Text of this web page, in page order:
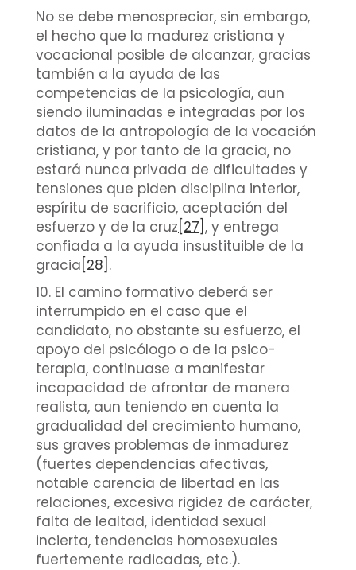
No se debe menospreciar, sin embargo,
el hecho que la madurez cristiana y
vocacional posible de alcanzar, gracias
también a la ayuda de las
competencias de la psicología, aun
siendo iluminadas e integradas por los
datos de la antropología de la vocación
cristiana, y por tanto de la gracia, no
estará nunca privada de dificultades y
tensiones que piden disciplina interior,
espíritu de sacrificio, aceptación del
esfuerzo y de la cruz [27] , y entrega
confiada a la ayuda insustituible de la
gracia [28] .
10. El camino formativo deberá ser
interrumpido en el caso que el
candidato, no obstante su esfuerzo, el
apoyo del psicólogo o de la psico-
terapia, continuase a manifestar
incapacidad de afrontar de manera
realista, aun teniendo en cuenta la
gradualidad del crecimiento humano,
sus graves problemas de inmadurez
(fuertes dependencias afectivas,
notable carencia de libertad en las
relaciones, excesiva rigidez de carácter,
falta de lealtad, identidad sexual
incierta, tendencias homosexuales
fuertemente radicadas, etc.).